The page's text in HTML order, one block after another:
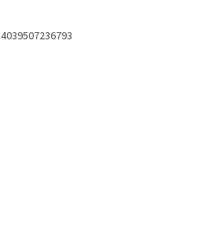
4039507236793